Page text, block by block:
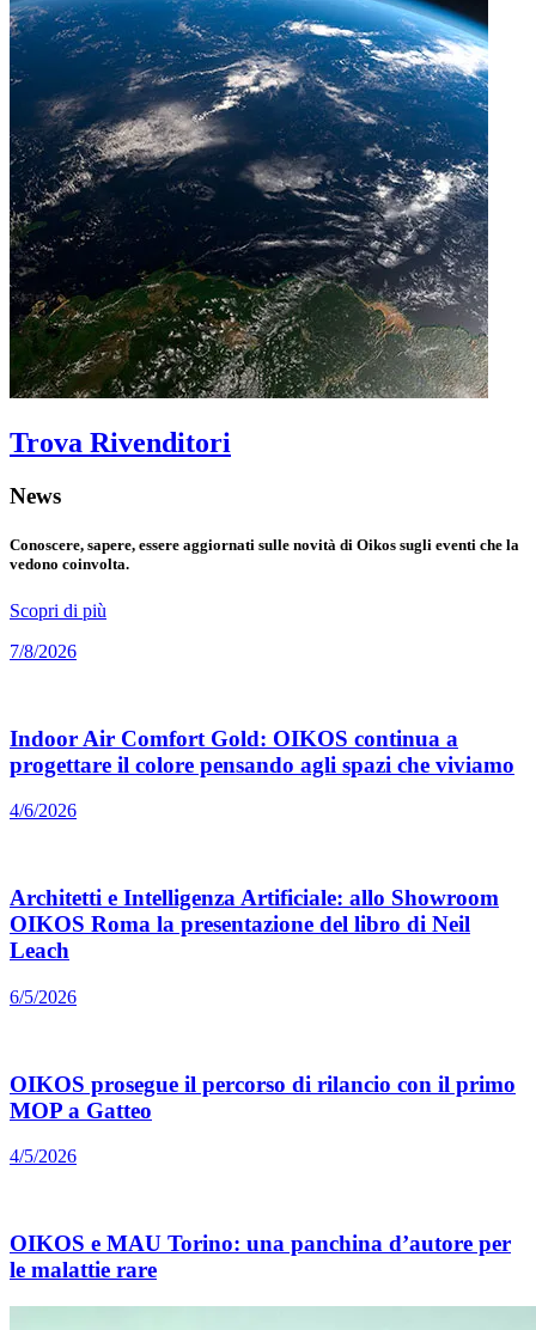
Trova Rivenditori
News
Conoscere, sapere, essere aggiornati sulle novità di Oikos sugli eventi che la
vedono coinvolta.
Scopri di più
7/8/2026
Indoor Air Comfort Gold: OIKOS continua a
progettare il colore pensando agli spazi che viviamo
4/6/2026
Architetti e Intelligenza Artificiale: allo Showroom
OIKOS Roma la presentazione del libro di Neil
Leach
6/5/2026
OIKOS prosegue il percorso di rilancio con il primo
MOP a Gatteo
4/5/2026
OIKOS e MAU Torino: una panchina d’autore per
le malattie rare